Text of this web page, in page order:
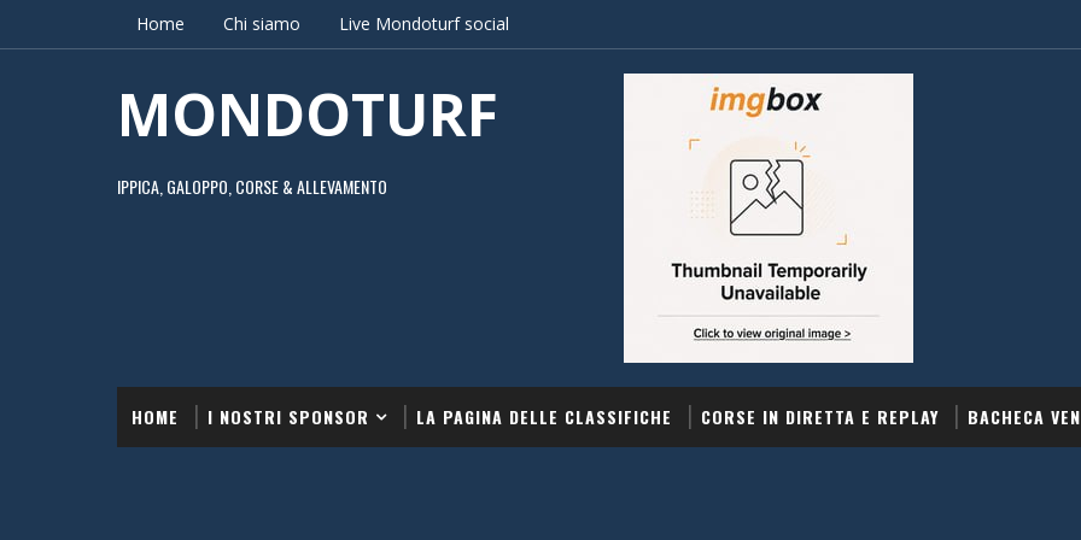
Home Chi siamo Live Mondoturf social
MONDOTURF
IPPICA, GALOPPO, CORSE & ALLEVAMENTO
HOME I NOSTRI SPONSOR LA PAGINA DELLE CLASSIFICHE CORSE IN DIRETTA E REPLAY BACHECA